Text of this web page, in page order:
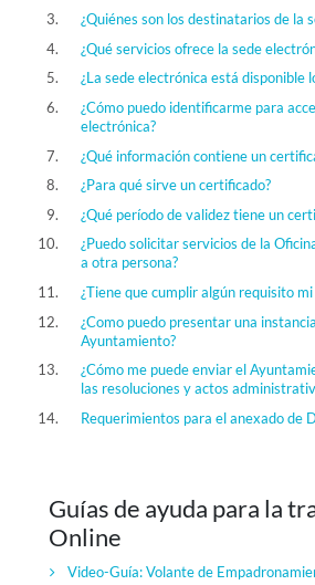
¿Quiénes son los destinatarios de la
¿Qué servicios ofrece la sede
¿La sede electrónica está disponible
¿Cómo puedo identificarme para
electrónica?
¿Qué información contiene un
¿Para qué sirve un certificado?
¿Qué período de validez tiene un
¿Puedo solicitar servicios de la
a otra persona?
¿Tiene que cumplir algún requisito
¿Como puedo presentar una
Ayuntamiento?
¿Cómo me puede enviar el
las resoluciones y actos
Requerimientos para el anexado de
Guías de ayuda para la
Online
Video-Guía:Volante de